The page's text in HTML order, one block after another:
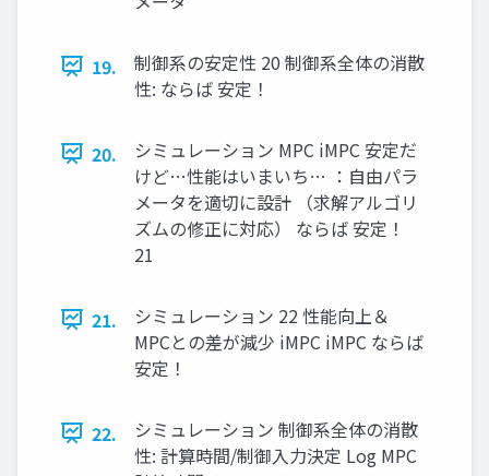
19.
制御系の安定性 20 制御系全体の消散
性: ならば 安定！
20.
シミュレーション MPC iMPC 安定だ
けど…性能はいまいち… ：自由パラ
メータを適切に設計 （求解アルゴリ
ズムの修正に対応） ならば 安定！
21
21.
シミュレーション 22 性能向上＆
MPCとの差が減少 iMPC iMPC ならば
安定！
22.
シミュレーション 制御系全体の消散
性: 計算時間/制御入力決定 Log MPC